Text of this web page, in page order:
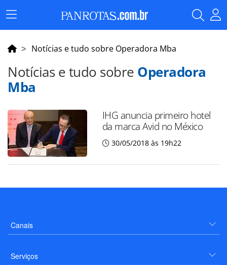
Menu
Principal
Notícias e tudo sobre Operadora Mba
Notícias e tudo sobre Operadora
Mba
IHG anuncia primeiro hotel
da marca Avid no México
30/05/2018 às 19h22
Canais
Serviços